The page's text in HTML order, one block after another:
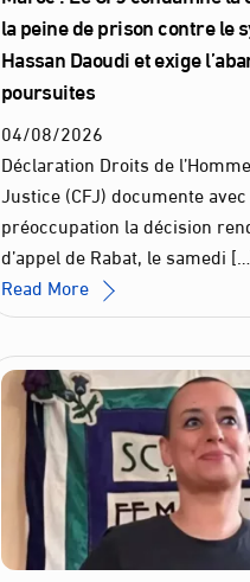
la peine de prison contre le
Hassan Daoudi et exige
poursuites
04/08/2026
Déclaration Droits de
Justice (CFJ) documente
préoccupation la décision
d’appel de Rabat, le samedi
Read More